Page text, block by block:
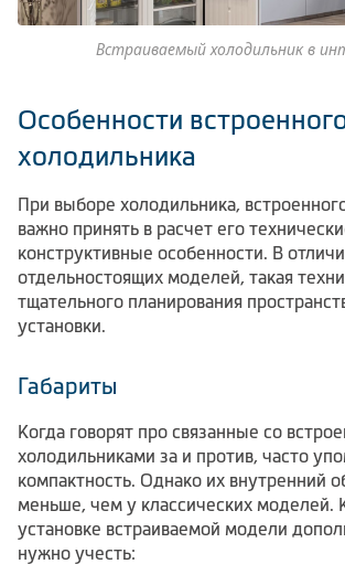
Встраиваемый холодильник в
Особенности
холодильника
При выборе холодильника,
важно принять в расчет его
конструктивные особенности. В
отдельностоящих моделей, такая
тщательного планирования
установки.
Габариты
Когда говорят про связанные со
холодильниками за и против, часто
компактность. Однако их внутренний
меньше, чем у классических моделей.
установке встраиваемой модели
нужно учесть: